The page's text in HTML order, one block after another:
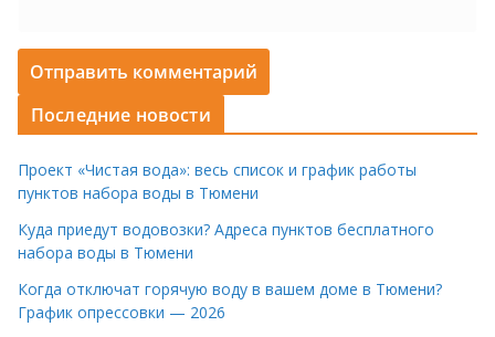
Последние новости
Проект «Чистая вода»: весь список и график работы
пунктов набора воды в Тюмени
Куда приедут водовозки? Адреса пунктов бесплатного
набора воды в Тюмени
Когда отключат горячую воду в вашем доме в Тюмени?
График опрессовки — 2026